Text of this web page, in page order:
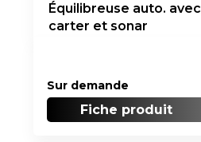
Équilibreuse auto. avec
carter et sonar
Sur demande
Fiche produit